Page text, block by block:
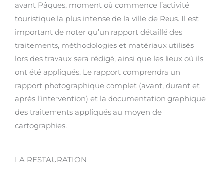
avant Pâques, moment où commence l’activité
touristique la plus intense de la ville de Reus. Il est
important de noter qu’un rapport détaillé des
traitements, méthodologies et matériaux utilisés
lors des travaux sera rédigé, ainsi que les lieux où ils
ont été appliqués. Le rapport comprendra un
rapport photographique complet (avant, durant et
après l’intervention) et la documentation graphique
des traitements appliqués au moyen de
cartographies.
LA RESTAURATION